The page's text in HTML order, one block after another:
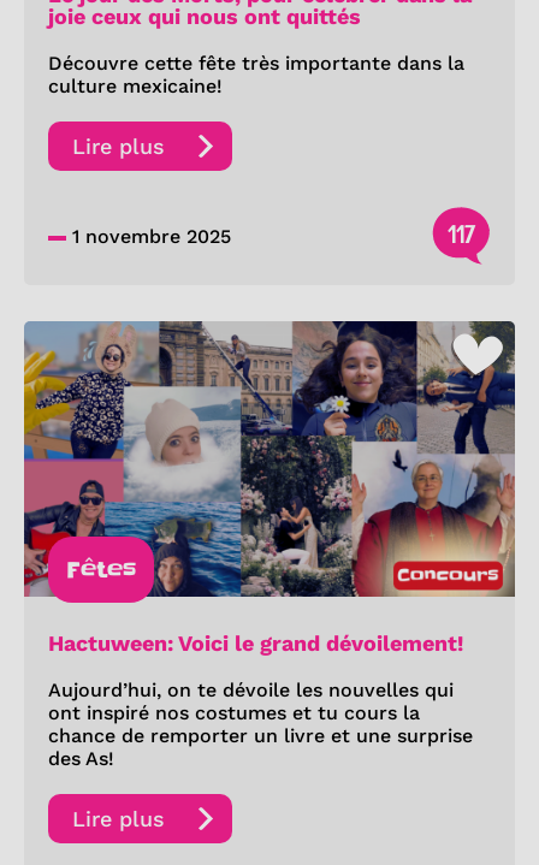
joie ceux qui nous ont quittés
Découvre cette fête très importante dans la
culture mexicaine!
Lire plus
1 novembre 2025 117
Fêtes
Hactuween: Voici le grand dévoilement!
Aujourd’hui, on te dévoile les nouvelles qui
ont inspiré nos costumes et tu cours la
chance de remporter un livre et une surprise
des As!
Lire plus